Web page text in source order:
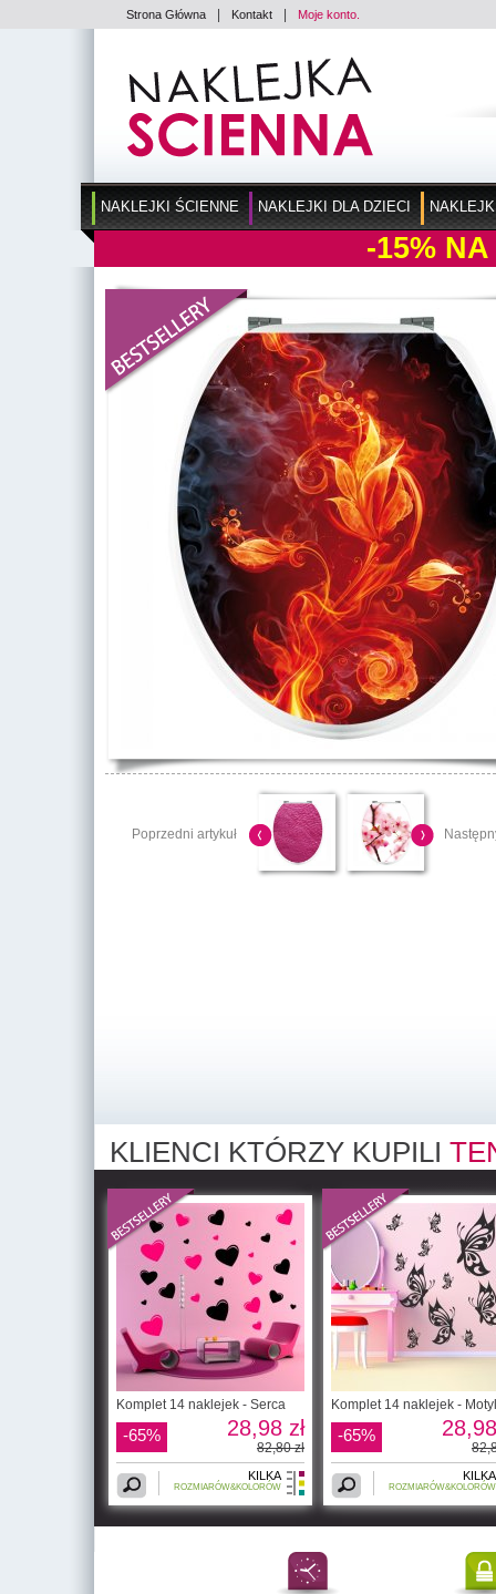
Strona Główna Kontakt Moje konto.
NAKLEJKI ŚCIENNE NAKLEJKI DLA DZIECI
-15% NA
Poprzedni artykuł
KLIENCI KTÓRZY KUPILI
Komplet 14 naklejek - Serca
-65% 28,98 zł
82,80 zł
KILKA
ROZMIARÓW&KOLORÓW
Komplet 14 naklejek -
-65%
KILKA
ROZMIARÓW&KOLORÓW